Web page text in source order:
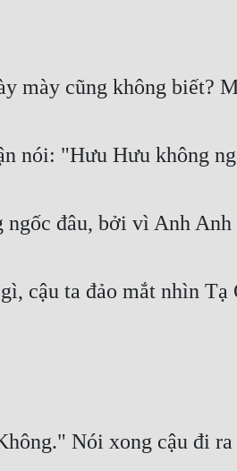
mày cũng không biết?
nói: "Hưu Hưu không
đâu, bởi vì Anh
cậu ta đảo mắt nhìn
Nói xong cậu đi